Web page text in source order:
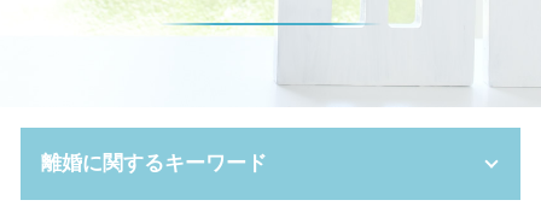
離婚に関するキーワード